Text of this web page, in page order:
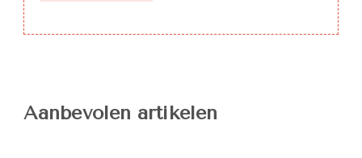
Aanbevolen artikelen